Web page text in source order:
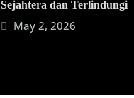
Sejahtera dan Terlindungi
May 2, 2026